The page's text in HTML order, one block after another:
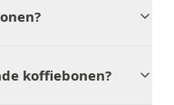
koffiebonen?